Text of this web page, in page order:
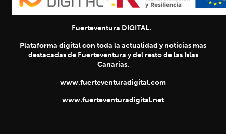
Fuerteventura DIGITAL.
Plataforma digital con toda la actualidad y noticias mas
destacadas de Fuerteventura y del resto de las Islas
Canarias.
www.fuerteventuradigital.com
www.fuerteventuradigital.net